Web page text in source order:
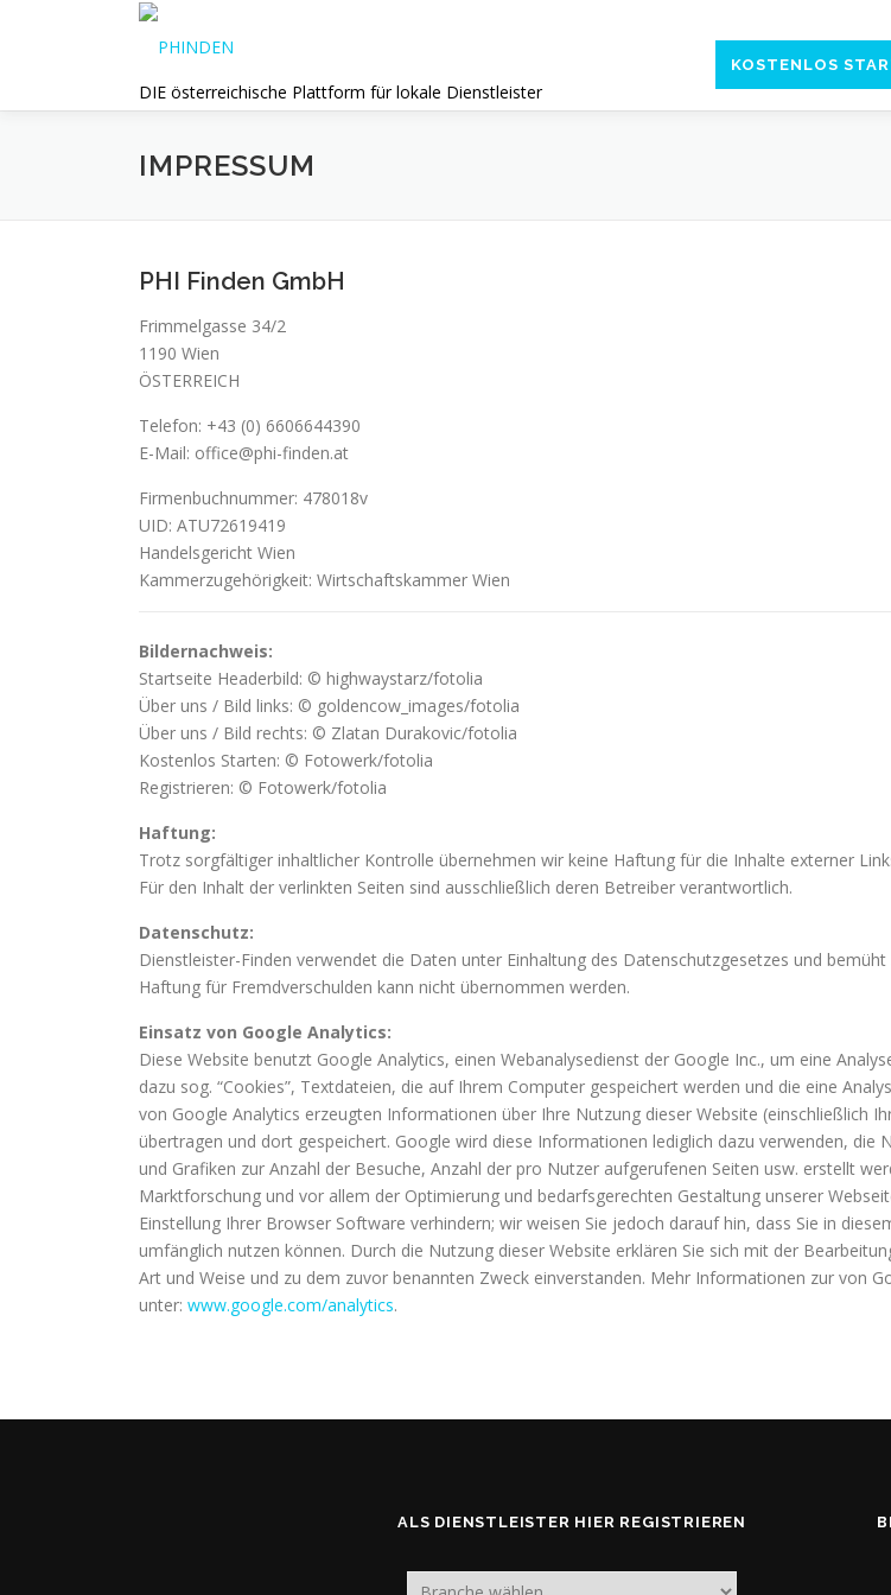
DIE österreichische Plattform für lokale Dienstleister
KOSTENLOS
IMPRESSUM
PHI Finden GmbH
Frimmelgasse 34/2
1190 Wien
ÖSTERREICH
Telefon: +43 (0) 6606644390
E-Mail: office@phi-finden.at
Firmenbuchnummer: 478018v
UID: ATU72619419
Handelsgericht Wien
Kammerzugehörigkeit: Wirtschaftskammer Wien
Bildernachweis:
Startseite Headerbild: © highwaystarz/fotolia
Über uns / Bild links: © goldencow_images/fotolia
Über uns / Bild rechts: © Zlatan Durakovic/fotolia
Kostenlos Starten: © Fotowerk/fotolia
Registrieren: © Fotowerk/fotolia
Haftung:
Trotz sorgfältiger inhaltlicher Kontrolle übernehmen wir keine Haftung für die Inhalte externer
Für den Inhalt der verlinkten Seiten sind ausschließlich deren Betreiber verantwortlich.
Datenschutz:
Dienstleister-Finden verwendet die Daten unter Einhaltung des Datenschutzgesetzes und
Haftung für Fremdverschulden kann nicht übernommen werden.
Einsatz von Google Analytics:
Diese Website benutzt Google Analytics, einen Webanalysedienst der Google Inc., um eine
dazu sog. “Cookies”, Textdateien, die auf Ihrem Computer gespeichert werden und die eine
von Google Analytics erzeugten Informationen über Ihre Nutzung dieser Website (einschließlich
übertragen und dort gespeichert. Google wird diese Informationen lediglich dazu verwenden,
und Grafiken zur Anzahl der Besuche, Anzahl der pro Nutzer aufgerufenen Seiten usw. erstellt
Marktforschung und vor allem der Optimierung und bedarfsgerechten Gestaltung unserer
Einstellung Ihrer Browser Software verhindern; wir weisen Sie jedoch darauf hin, dass Sie in
umfänglich nutzen können. Durch die Nutzung dieser Website erklären Sie sich mit der
Art und Weise und zu dem zuvor benannten Zweck einverstanden. Mehr Informationen zur von
unter: www.google.com/analytics.
ALS DIENSTLEISTER HIER REGISTRIEREN